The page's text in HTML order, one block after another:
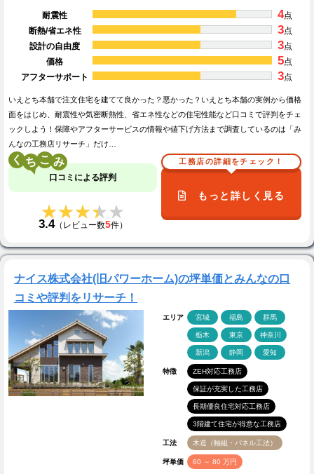
耐震性 4点
断熱/省エネ性
3点
設計の自由度
3点
価格
5点
アフターサポート
3点
いえとち本舗で注文住宅を建てて良かった？悪かった？いえとち本舗の実例から価格
面をはじめ、耐震性や気密断熱性、省エネ性などの住宅性能など口コミで評判をチェ
ックしよう！保障やアフターサービスの情報や値下げ方法まで調査しているのは「み
んなの工務店リサーチ」だけ…
く こ
口コミによる評判
★★★★★
★★★★★
3.4（レビュー数5件）
工務店の詳細をチェック！
もっと詳しく見る
ナイス株式会社(旧パワーホーム)の坪単価とみんなの口
コミや評判をリサーチ！
エリア 宮城 福島 群馬
栃木 東京 神奈川
新潟 静岡 愛知
特徴 ZEH対応工務店
保証が充実した工務店
長期優良住宅対応工務店
3階建て住宅が得意な工務店
工法 木造（軸組・パネル工法）
坪単価 60 ～ 80 万円